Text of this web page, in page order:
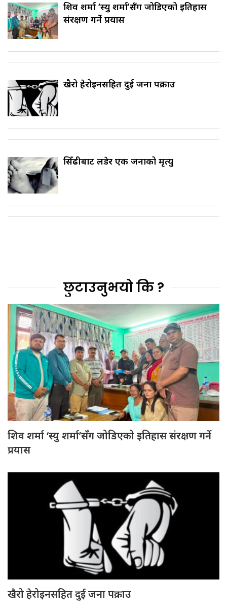
शिव शर्मा ‘स्यु शर्मा’सँग जोडिएको इतिहास
संरक्षण गर्ने प्रयास
खैरो हेरोइनसहित दुई जना पक्राउ
सिँढीबाट लडेर एक जनाको मृत्यु
छुटाउनुभयो कि ?
शिव शर्मा ‘स्यु शर्मा’सँग जोडिएको इतिहास संरक्षण गर्ने
प्रयास
खैरो हेरोइनसहित दुई जना पक्राउ